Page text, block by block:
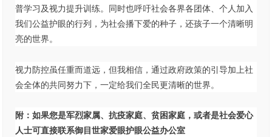
普学习及视力提升训练。同时也呼吁社会各界各团体、个人加入
我们公益护眼的行列，为社会播下爱的种子，还孩子一个清晰明
亮的世界。
视力防控虽任重而道远，但我相信，通过政府政策的引导加上社
会全体的共同努力下，一定给我们全民更清晰的世界。
附：如果您是军烈家属、抗疫家庭、贫困家庭，或者是社会爱心
人士可直接联系御目世家爱眼护眼公益办公室